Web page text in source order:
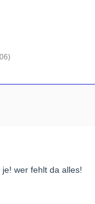
)
wer fehlt da alles!